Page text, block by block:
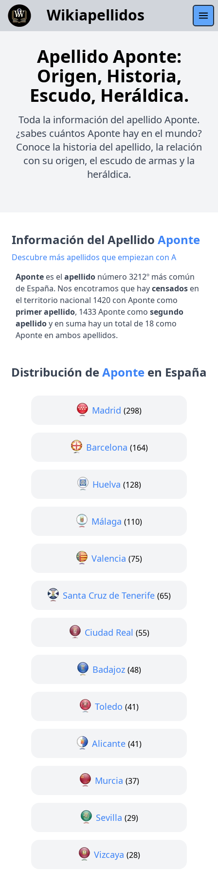
Wikiapellidos
Apellido Aponte:
Origen, Historia,
Escudo, Heráldica.
Toda la información del apellido Aponte.
¿sabes cuántos Aponte hay en el mundo?
Conoce la historia del apellido, la relación
con su origen, el escudo de armas y la
heráldica.
Información del Apellido Aponte
Descubre más apellidos que empiezan con A
Aponte es el apellido número 3212º más común
de España. Nos encotramos que haycensados en
el territorio nacional 1420 con Aponte como
primer apellido, 1433 Aponte como segundo
apellidoy en suma hay un total de 18 como
Aponte en ambos apellidos.
Distribución deAponte en España
Madrid (298)
Barcelona (164)
Huelva (128)
Málaga (110)
Valencia (75)
Santa Cruz de Tenerife (65)
Ciudad Real (55)
Badajoz (48)
Toledo (41)
Alicante (41)
Murcia (37)
Sevilla (29)
Vizcaya (28)